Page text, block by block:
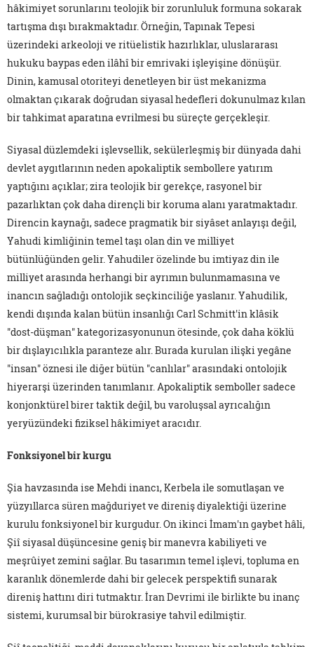
hâkimiyet sorunlarını teolojik bir zorunluluk formuna sokarak
tartışma dışı bırakmaktadır. Örneğin, Tapınak Tepesi
üzerindeki arkeoloji ve ritüelistik hazırlıklar, uluslararası
hukuku baypas eden ilâhî bir emrivaki işleyişine dönüşür.
Dinin, kamusal otoriteyi denetleyen bir üst mekanizma
olmaktan çıkarak doğrudan siyasal hedefleri dokunulmaz kılan
bir tahkimat aparatına evrilmesi bu süreçte gerçekleşir.
Siyasal düzlemdeki işlevsellik, sekülerleşmiş bir dünyada dahi
devlet aygıtlarının neden apokaliptik sembollere yatırım
yaptığını açıklar; zira teolojik bir gerekçe, rasyonel bir
pazarlıktan çok daha dirençli bir koruma alanı yaratmaktadır.
Direncin kaynağı, sadece pragmatik bir siyâset anlayışı değil,
Yahudi kimliğinin temel taşı olan din ve milliyet
bütünlüğünden gelir. Yahudiler özelinde bu imtiyaz din ile
milliyet arasında herhangi bir ayrımın bulunmamasına ve
inancın sağladığı ontolojik seçkinciliğe yaslanır. Yahudilik,
kendi dışında kalan bütün insanlığı Carl Schmitt'in klâsik
"dost-düşman" kategorizasyonunun ötesinde, çok daha köklü
bir dışlayıcılıkla paranteze alır. Burada kurulan ilişki yegâne
"insan" öznesi ile diğer bütün "canlılar" arasındaki ontolojik
hiyerarşi üzerinden tanımlanır. Apokaliptik semboller sadece
konjonktürel birer taktik değil, bu varoluşsal ayrıcalığın
yeryüzündeki fiziksel hâkimiyet aracıdır.
Fonksiyonel bir kurgu
Şia havzasında ise Mehdi inancı, Kerbela ile somutlaşan ve
yüzyıllarca süren mağduriyet ve direniş diyalektiği üzerine
kurulu fonksiyonel bir kurgudur. On ikinci İmam'ın gaybet hâli,
Şiî siyasal düşüncesine geniş bir manevra kabiliyeti ve
meşrûiyet zemini sağlar. Bu tasarımın temel işlevi, topluma en
karanlık dönemlerde dahi bir gelecek perspektifi sunarak
direniş hattını diri tutmaktır. İran Devrimi ile birlikte bu inanç
sistemi, kurumsal bir bürokrasiye tahvil edilmiştir.